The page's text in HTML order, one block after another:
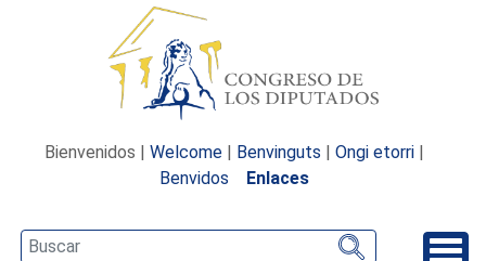
Bienvenidos | Welcome | Benvinguts | Ongi etorri |
Benvidos
Enlaces